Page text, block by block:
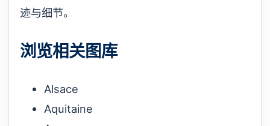
迹与细节。
浏览相关图库
Alsace
Aquitaine